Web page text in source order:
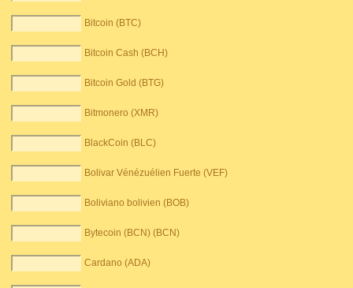
Bitcoin (BTC)
Bitcoin Cash (BCH)
Bitcoin Gold (BTG)
Bitmonero (XMR)
BlackCoin (BLC)
Bolivar Vénézuélien Fuerte (VEF)
Boliviano bolivien (BOB)
Bytecoin (BCN) (BCN)
Cardano (ADA)